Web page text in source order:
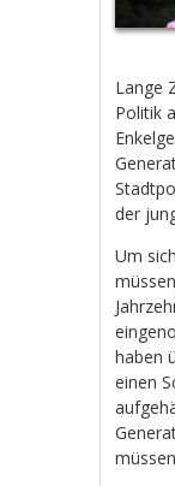
Lange
Politik
der
Um
haben
einen